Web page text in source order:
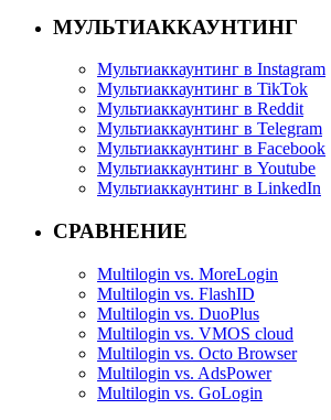
МУЛЬТИАККАУНТИНГ
Мультиаккаунтинг в Instagram
Мультиаккаунтинг в TikTok
Мультиаккаунтинг в Reddit
Мультиаккаунтинг в Telegram
Мультиаккаунтинг в Facebook
Мультиаккаунтинг в Youtube
Мультиаккаунтинг в LinkedIn
СРАВНЕНИЕ
Multilogin vs. MoreLogin
Multilogin vs. FlashID
Multilogin vs. DuoPlus
Multilogin vs. VMOS cloud
Multilogin vs. Octo Browser
Multilogin vs. AdsPower
Multilogin vs. GoLogin